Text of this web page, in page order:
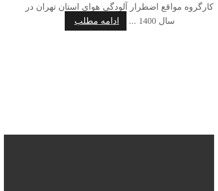
کارگروه مواقع اضطرار آلودگی هوای استان تهران در
سال 1400 ...
ادامه مطلب